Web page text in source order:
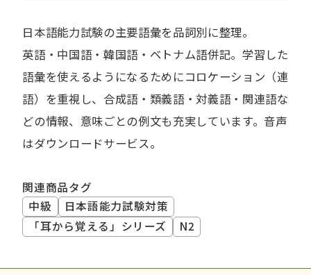
日本語能力試験の主要語彙を品詞別に整理。
英語・中国語・韓国語・ベトナム語併記。学習した
語彙を使えるようになるためにコロケーション（連
語）を重視し、合成語・類義語・対義語・関連語な
どの情報、意味ごとの例文も充実しています。音声
はダウンロードサービス。
関連商品タグ
中級
日本語能力試験対策
「耳から覚える」シリーズ
N2